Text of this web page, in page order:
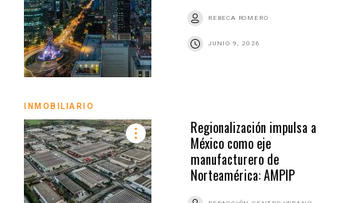
REBECA ROMERO
JUNIO 9, 2026
INMOBILIARIO
Regionalización impulsa a
México como eje
manufacturero de
Norteamérica: AMPIP